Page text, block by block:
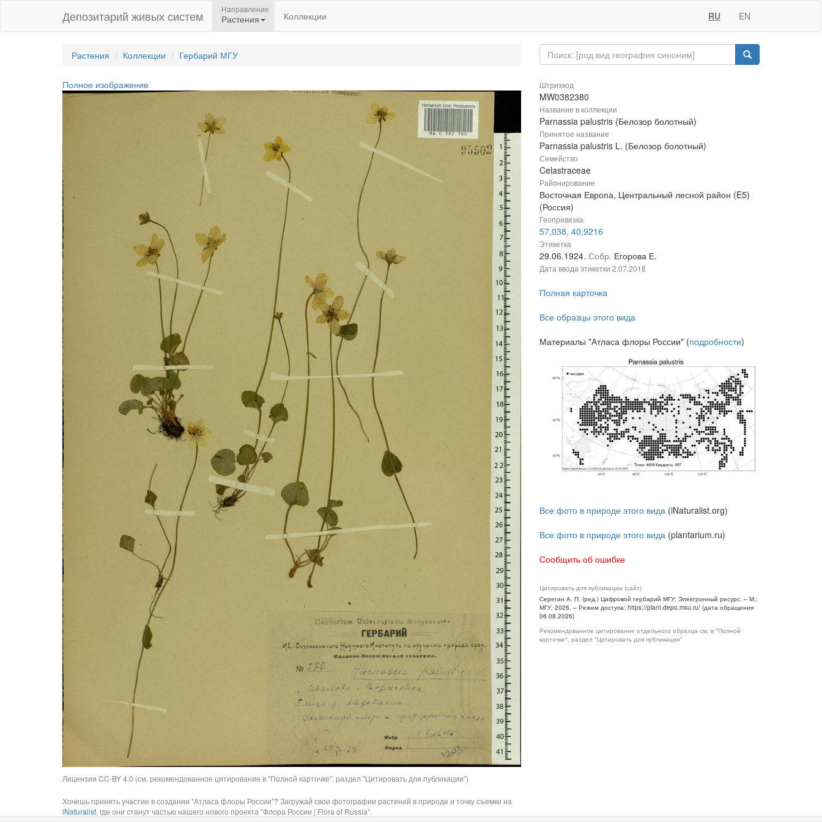
Депозитарий живых систем Направление
Растения Коллекции RU EN
Растения Коллекции Гербарий МГУ
Полное изображение
Лицензия CC-BY 4.0 (см. рекомендованное цитирование в "Полной карточке", раздел "Цитировать для публикации")
Хочешь принять участие в создании "Атласа флоры России"? Загружай свои фотографии растений в природе и точку съемки на
iNaturalist, где они станут частью нашего нового проекта "Флора России | Flora of Russia".
Штрихкод
MW0382380
Название в коллекции
Parnassia palustris (Белозор болотный)
Принятое название
Parnassia palustris L. (Белозор болотный)
Семейство
Celastraceae
Районирование
Восточная Европа, Центральный лесной район (E5)
(Россия)
Геопривязка
57,038, 40,9216
Этикетка
29.06.1924. Собр. Егорова Е.
Дата ввода этикетки 2.07.2018
Полная карточка
Все образцы этого вида
Материалы "Атласа флоры России" (подробности)
Все фото в природе этого вида (iNaturalist.org)
Все фото в природе этого вида (plantarium.ru)
Сообщить об ошибке
Цитировать для публикации (сайт)
Серегин А. П. (ред.) Цифровой гербарий МГУ: Электронный ресурс. – М.:
МГУ, 2026. – Режим доступа: https://plant.depo.msu.ru/ (дата обращения
06.08.2026)
Рекомендованное цитирование отдельного образца см. в "Полной
карточке", раздел "Цитировать для публикации"